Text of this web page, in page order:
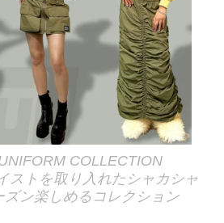
COLLECTION
ストを取り入れたシャカシャ
ズン楽しめるコレクション